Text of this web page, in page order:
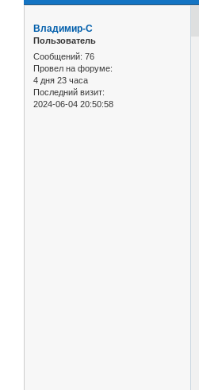
Владимир-С
Пользователь
Сообщений: 76
Провел на форуме:
4 дня 23 часа
Последний визит:
2024-06-04 20:50:58